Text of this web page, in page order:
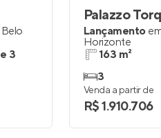
Belo
3
Palazzo
Lançamento
Horizonte
163 m²
3
Venda a partir de
R$ 1.910.706